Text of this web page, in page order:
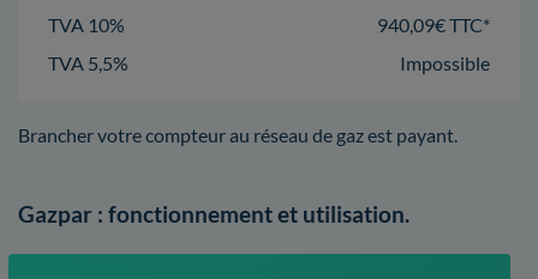
TVA 10%
940,09€ TTC*
TVA 5,5%
Impossible
Brancher votre compteur au réseau de gaz est payant.
Gazpar : fonctionnement et utilisation.